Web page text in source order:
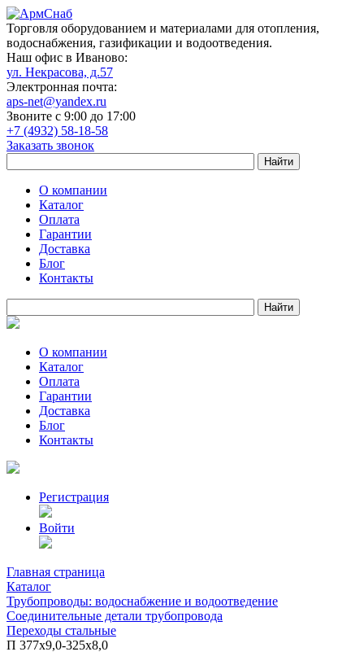
Торговля оборудованием и материалами для отопления,
водоснабжения, газификации и водоотведения.
Наш офис в Иваново:
ул. Некрасова, д.57
Электронная почта:
aps-net@yandex.ru
Звоните с 9:00 до 17:00
+7 (4932) 58-18-58
Заказать звонок
О компании
Каталог
Оплата
Гарантии
Доставка
Блог
Контакты
О компании
Каталог
Оплата
Гарантии
Доставка
Блог
Контакты
Регистрация
Войти
Главная страница
Каталог
Трубопроводы: водоснабжение и водоотведение
Соединительные детали трубопровода
Переходы стальные
П 377х9,0-325х8,0